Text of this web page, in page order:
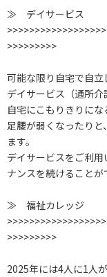
≫ デイサービス
>>>>>>>>>
可能な限り自宅で自立
デイサービス（通所介
自宅にこもりきりにな
足腰が弱くなったり
ます。
デイサービスをご利
ナンスを続けることが
≫ 福祉カレッジ
>>>>>>>>>
2025年には4人に1人